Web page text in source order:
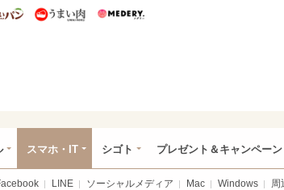
集
めし うまいパン うまい肉
スマホ・IT シゴト プレゼント＆キャンペーン
LINE ソーシャルメディア Mac Windows 周